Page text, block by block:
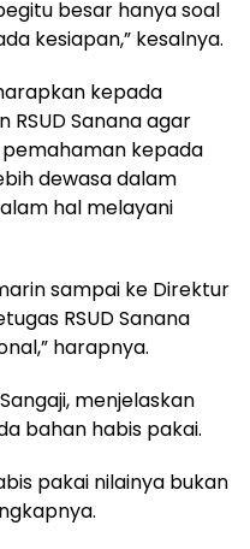
besar hanya soal
kesiapan,” kesalnya.
kepada
Sanana agar
kepada
dewasa dalam
hal melayani
sampai ke Direktur
RSUD Sanana
harapnya.
menjelaskan
bahan habis pakai.
pakai nilainya bukan